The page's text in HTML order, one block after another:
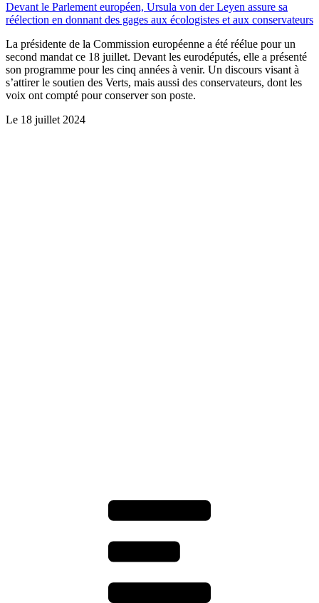
Devant le Parlement européen, Ursula von der Leyen assure sa
réélection en donnant des gages aux écologistes et aux conservateurs
La présidente de la Commission européenne a été réélue pour un
second mandat ce 18 juillet. Devant les eurodéputés, elle a présenté
son programme pour les cinq années à venir. Un discours visant à
s’attirer le soutien des Verts, mais aussi des conservateurs, dont les
voix ont compté pour conserver son poste.
Le 18 juillet 2024